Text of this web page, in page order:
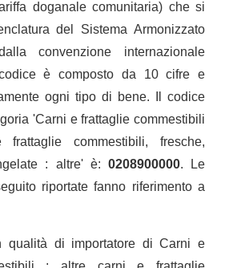
doganale comunitaria) che si
del Sistema Armonizzato
convenzione internazionale
è composto da 10 cifre e
ogni tipo di bene. Il codice
'Carni e frattaglie commestibili
commestibili, fresche,
: altre' è: 0208900000. Le
riportate fanno riferimento a
qualità di importatore di Carni e